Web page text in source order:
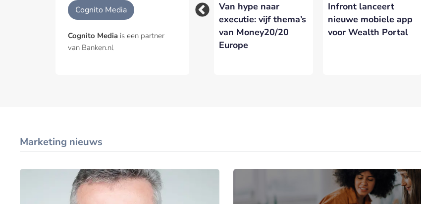
Cognito Media
Cognito Media is een partner
van Banken.nl
communicatie: meer
dan een simulatie
Cognito wederom
uitgeroepen tot
Media &
Communications
Van hype naar
executie: vijf thema’s
van Money20/20
Europe
Infront lanceert
nieuwe mobiele app
voor Wealth Portal
Marketing nieuws